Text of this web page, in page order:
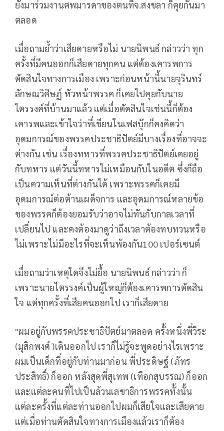
ยังมาร่วมงานศพมารดาของตนที่จ.สงขลา ก็คุยกันมา
ตลอด
เมื่อถามย้ำว่าเสียดายหรือไม่ นายนิพนธ์ กล่าวว่า ทุก
ครั้งที่มีคนออกก็เสียดายทุกคน แต่ต้องเคารพการ
ตัดสินใจทางการเมือง เพราะก่อนหน้านี้นายจุรินทร์
ลักษณวิศิษฏ์ หัวหน้าพรรค ก็เคยไปคุยกับนาย
ไตรรงค์ที่บ้านมาแล้ว แต่เมื่อตัดสินใจเช่นนี้ก็ต้อง
เคารพและเข้าใจว่าที่เขียนในเฟสบุ๊กก็คงคิดว่า
อุดมการณ์ของพรรคประชาธิปัตย์มีบางเรื่องที่อาจจะ
ต่างกัน เช่น เรื่องทหารที่พรรคประชาธิปัตย์เคยอยู่
กับทหาร แต่วันนี้ทหารไม่เหมือนกับในอดีต ซึ่งก็ถือ
เป็นความเห็นที่ต่างกันได้ เพราะพรรคก็เคยมี
อุดมการณ์ต่อต้านเผด็จการ และอุดมการณ์หลายข้อ
ของพรรคก็ต้องยอมรับว่าอาจไม่ทันกับกาลเวลาที่
เปลี่ยนไป และคงต้องมาดูว่าถึงเวลาต้องทบทวนหรือ
ไม่เพราะไม่มีอะไรที่จะเห็นพ้องกัน100 เปอร์เซนต์
เมื่อถามว่าเหตุใดจึงไม่ยื้อ นายนิพนธ์ กล่าวว่า ก็
เพราะนายไตรรงค์เป็นผู้ใหญ่ก็ต้องเคารพการตัดสิน
ใจ แต่ทุกครั้งที่เสียคนออกไป เราก็เสียดาย
"ผมอยู่กับพรรคประชาธิปัตย์มาตลอด ครั้งหนึ่งพี่วีระ
(มุสิกพงศ์ )เดินออกไป เราก็ไม่รู้จะพูดอย่างไรเพราะ
ผมเป็นเด็กที่อยู่กับท่านมาก่อน พี่ประดิษฐ์ (ภัทร
ประสิทธิ์) ก็ออก หลังสุดพี่สุเทพ (เทือกสุบรรณ) ก็ออก
และแต่ละคนที่ไปเป็นล้วนเลขาธิการพรรคทั้งนั้น
แต่ละครั้งที่แต่ละท่านออกไปผมก็เสียใจและเสียดาย
แต่เมื่อท่านตัดสินใจทางการเมืองแล้วเราก็ต้อง